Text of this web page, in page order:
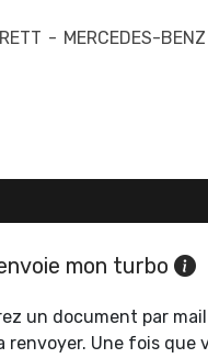
- MERCEDES-
mon turbo
un document par
renvoyer. Une fois que